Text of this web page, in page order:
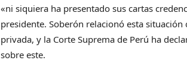
«ni siquiera ha presentado sus cartas
presidente. Soberón relacionó esta
privada, y la Corte Suprema de Perú ha
sobre este.